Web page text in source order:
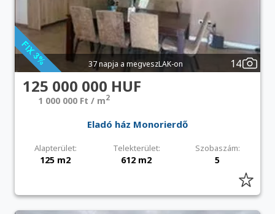
37 napja a megveszLAK-on 14
125 000 000 HUF
1 000 000 Ft / m2
Eladó ház Monorierdő
Alapterület: Telekterület: Szobaszám:
125 m2 612 m2 5